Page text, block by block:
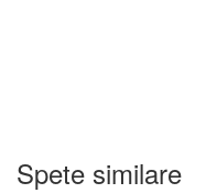
Spete similare